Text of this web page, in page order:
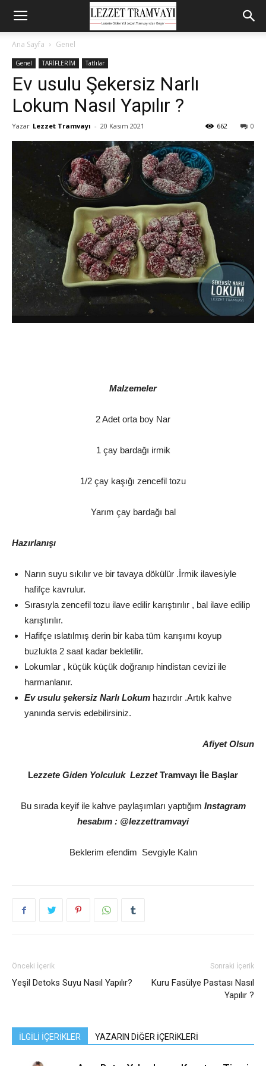
Ana Sayfa Genel
Genel TARİFLERİM Tatlılar
Ev usulu Şekersiz Narlı
Lokum Nasıl Yapılır ?
Yazar Lezzet Tramvayı - 20 Kasım 2021 0
662
Malzemeler
2 Adet orta boy Nar
1 çay bardağı irmik
1/2 çay kaşığı zencefil tozu
Yarım çay bardağı bal
Hazırlanışı
Narın suyu sıkılır ve bir tavaya dökülür .İrmik ilavesiyle
hafifçe kavrulur.
Sırasıyla zencefil tozu ilave edilir karıştırılır , bal ilave edilip
karıştırılır.
Hafifçe ıslatılmış derin bir kaba tüm karışımı koyup
buzlukta 2 saat kadar bekletilir.
Lokumlar , küçük küçük doğranıp hindistan cevizi ile
harmanlanır.
Ev usulu şekersiz Narlı Lokum hazırdır .Artık kahve
yanında servis edebilirsiniz.
Afiyet Olsun
Lezzete Giden Yolculuk LezzetTramvayı İle Başlar
Bu sırada keyif ile kahve paylaşımları yaptığım Instagram
hesabım : @lezzettramvayi
Beklerim efendim Sevgiyle Kalın
Önceki İçerik
Yeşil Detoks Suyu Nasıl Yapılır?
Sonraki İçerik
Kuru Fasülye Pastası Nasıl
Yapılır ?
İLGİLİ İÇERİKLER YAZARIN DİĞER İÇERİKLERİ